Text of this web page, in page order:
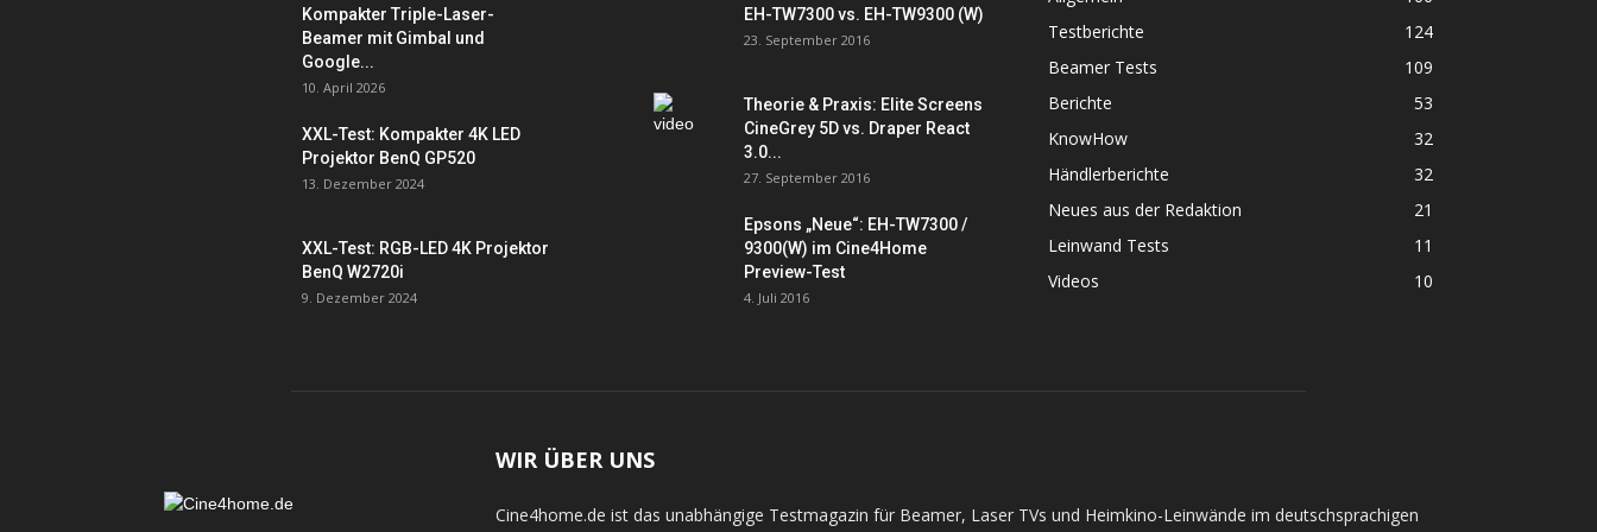
Kompakter Triple-Laser-
Beamer mit Gimbal und
Google...
10. April 2026
XXL-Test: Kompakter 4K LED
Projektor BenQ GP520
13. Dezember 2024
XXL-Test: RGB-LED 4K Projektor
BenQ W2720i
9. Dezember 2024
EH-TW7300 vs. EH-TW9300 (W)
23. September 2016
Theorie & Praxis: Elite Screens
CineGrey 5D vs. Draper React
3.0...
27. September 2016
Epsons „Neue“: EH-TW7300 /
9300(W) im Cine4Home
Preview-Test
4. Juli 2016
Testberichte
124
Beamer Tests
109
Berichte
53
KnowHow
32
Händlerberichte
32
Neues aus der Redaktion
21
Leinwand Tests
11
Videos
10
WIR ÜBER UNS
Cine4home.de ist das unabhängige Testmagazin für Beamer, Laser TVs und Heimkino-Leinwände im deutschsprachigen